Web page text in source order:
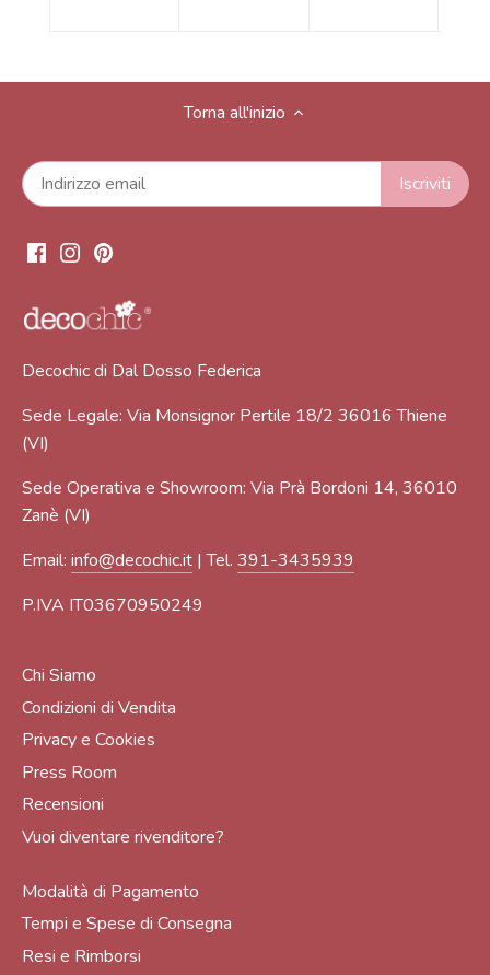
Torna all'inizio
Decochic di Dal Dosso Federica
Sede Legale: Via Monsignor Pertile 18/2 36016 Thiene
(VI)
Sede Operativa e Showroom: Via Prà Bordoni 14, 36010
Zanè (VI)
Email: info@decochic.it | Tel. 391-3435939
P.IVA IT03670950249
Chi Siamo
Condizioni di Vendita
Privacy e Cookies
Press Room
Recensioni
Vuoi diventare rivenditore?
Modalità di Pagamento
Tempi e Spese di Consegna
Resi e Rimborsi